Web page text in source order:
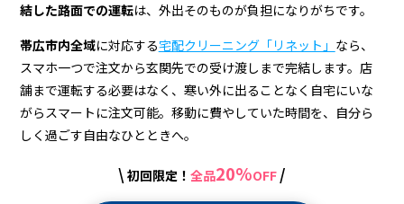
結した路面での運転は、外出そのものが負担になりがちです。
帯広市内全域に対応する宅配クリーニング「リネット」 なら、
スマホ一つで注文から玄関先での受け渡しまで完結します。店
舗まで運転する必要はなく、寒い外に出ることなく自宅にいな
がらスマートに注文可能。移動に費やしていた時間を、自分ら
しく過ごす自由なひとときへ。
\ 初回限定！ 全品20%OFF /